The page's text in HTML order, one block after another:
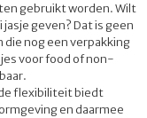
gebruikt worden. Wilt
geven? Dat is geen
die nog een verpakking
voor food of non-
flexibiliteit biedt
en daarmee